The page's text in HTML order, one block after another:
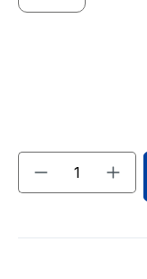
Produkt